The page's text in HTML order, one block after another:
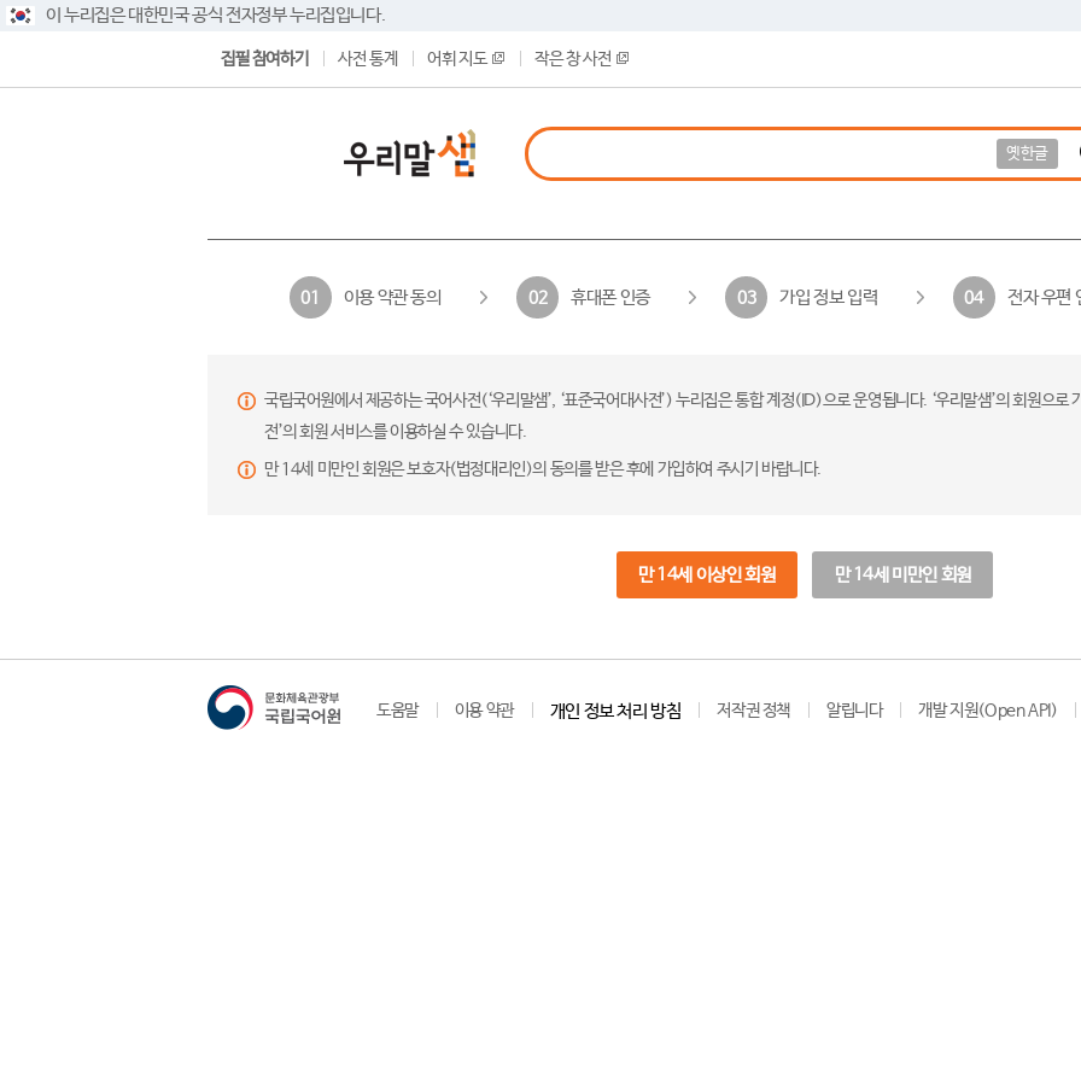
이 누리집은 대한민국 공식 전자정부 누리집입니다.
집필 참여하기 사전 통계 어휘 지도 작은 창 사전
옛한글
01 이용 약관 동의 02 휴대폰 인증 03 가입 정보 입력 04 전자 우편
국립국어원에서 제공하는 국어사전(‘우리말샘’, ‘표준국어대사전’) 누리집은 통합 계정(ID)으로 운영됩니다. ‘우리말샘’의 회원으
전’의 회원 서비스를 이용하실 수 있습니다.
만 14세 미만인 회원은 보호자(법정대리인)의 동의를 받은 후에 가입하여 주시기 바랍니다.
만 14세 이상인 회원 만 14세 미만인 회원
도움말 이용 약관 개인 정보 처리 방침 저작권 정책 알립니다 개발 지원(Open API)